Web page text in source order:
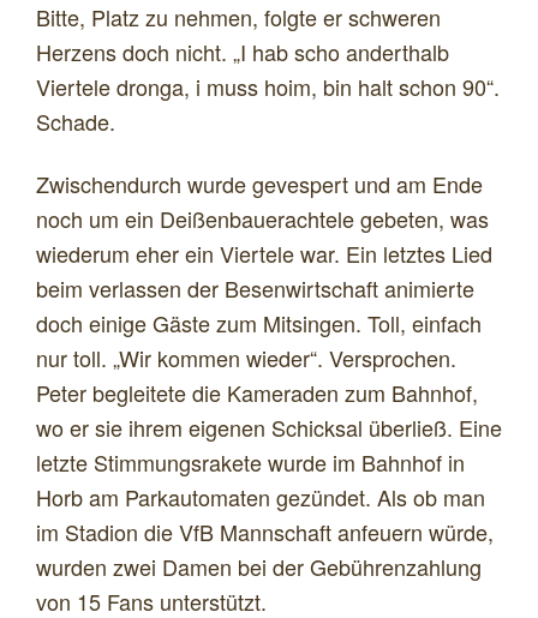
Bitte, Platz zu nehmen, folgte er schweren
Herzens doch nicht. „I hab scho anderthalb
Viertele dronga, i muss hoim, bin halt schon 90“.
Schade.
Zwischendurch wurde gevespert und am Ende
noch um ein Deißenbauerachtele gebeten, was
wiederum eher ein Viertele war. Ein letztes Lied
beim verlassen der Besenwirtschaft animierte
doch einige Gäste zum Mitsingen. Toll, einfach
nur toll. „Wir kommen wieder“. Versprochen.
Peter begleitete die Kameraden zum Bahnhof,
wo er sie ihrem eigenen Schicksal überließ. Eine
letzte Stimmungsrakete wurde im Bahnhof in
Horb am Parkautomaten gezündet. Als ob man
im Stadion die VfB Mannschaft anfeuern würde,
wurden zwei Damen bei der Gebührenzahlung
von 15 Fans unterstützt.